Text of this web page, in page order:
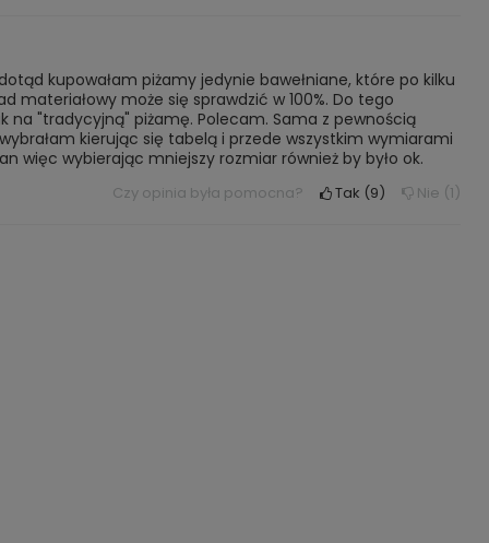
kupowałam piżamy jedynie bawełniane, które po kilku
materiałowy może się sprawdzić w 100%. Do tego
na "tradycyjną" piżamę. Polecam. Sama z pewnością
kierując się tabelą i przede wszystkim wymiarami
więc wybierając mniejszy rozmiar również by było ok.
Czy opinia była pomocna? Tak 9 Nie 1